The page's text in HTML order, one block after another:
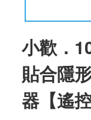
小歡．
貼合隱
器【遙